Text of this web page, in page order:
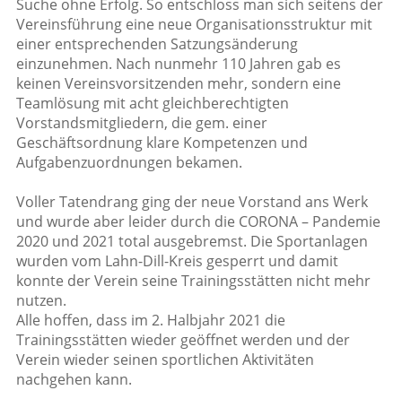
Suche ohne Erfolg. So entschloss man sich seitens der
Vereinsführung eine neue Organisationsstruktur mit
einer entsprechenden Satzungsänderung
einzunehmen. Nach nunmehr 110 Jahren gab es
keinen Vereinsvorsitzenden mehr, sondern eine
Teamlösung mit acht gleichberechtigten
Vorstandsmitgliedern, die gem. einer
Geschäftsordnung klare Kompetenzen und
Aufgabenzuordnungen bekamen.
Voller Tatendrang ging der neue Vorstand ans Werk
und wurde aber leider durch die CORONA – Pandemie
2020 und 2021 total ausgebremst. Die Sportanlagen
wurden vom Lahn-Dill-Kreis gesperrt und damit
konnte der Verein seine Trainingsstätten nicht mehr
nutzen.
Alle hoffen, dass im 2. Halbjahr 2021 die
Trainingsstätten wieder geöffnet werden und der
Verein wieder seinen sportlichen Aktivitäten
nachgehen kann.